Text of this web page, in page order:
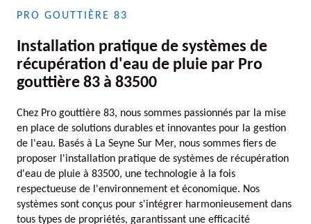
PRO GOUTTIÈRE 83
Installation pratique de systèmes de
récupération d'eau de pluie par Pro
gouttière 83 à 83500
Chez Pro gouttière 83, nous sommes passionnés par la mise
en place de solutions durables et innovantes pour la gestion
de l'eau. Basés à La Seyne Sur Mer, nous sommes fiers de
proposer l'installation pratique de systèmes de récupération
d'eau de pluie à 83500, une technologie à la fois
respectueuse de l'environnement et économique. Nos
systèmes sont conçus pour s'intégrer harmonieusement dans
tous types de propriétés, garantissant une efficacité